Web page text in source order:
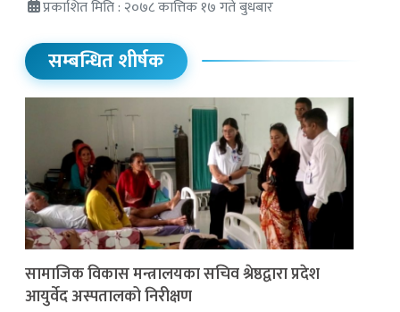
प्रकाशित मिति : २०७८ कात्तिक १७ गते बुधबार
सम्बन्धित शीर्षक
सामाजिक विकास मन्त्रालयका सचिव श्रेष्ठद्वारा प्रदेश
आयुर्वेद अस्पतालको निरीक्षण